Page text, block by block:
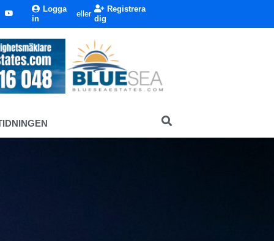
Logga
in
eller
Registrera
dig